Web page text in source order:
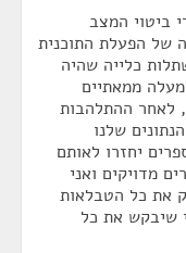
ביטוי המצב
של הפעלת התוכנית
כלייה שהיה
ממאתיים
לאחר ההתלהבות
שלנו
יחזרו לאותם
מדויקים ואני
את כל הטבלאות
שיבקש את כל